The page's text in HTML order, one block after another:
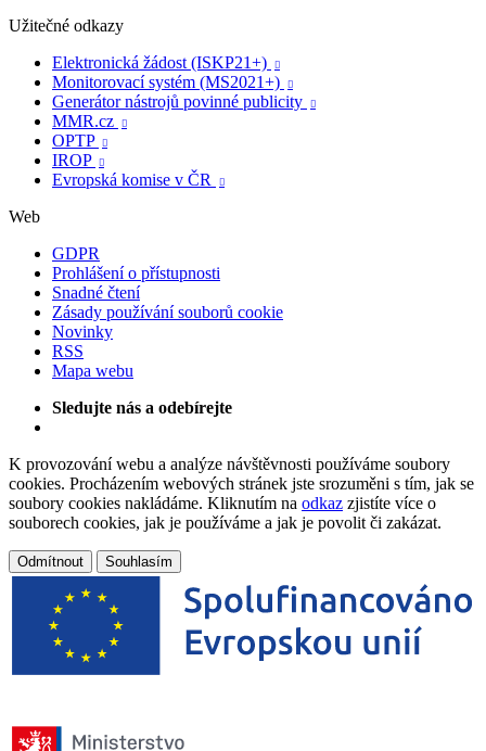
Užitečné odkazy
Elektronická žádost (ISKP21+)

Monitorovací systém (MS2021+) 
Generátor nástrojů povinné publicity 
MMR.cz 
OPTP 
IROP 
Evropská komise v ČR 
Web
GDPR
Prohlášení o přístupnosti
Snadné čtení
Zásady používání souborů cookie
Novinky
RSS
Mapa webu
Sledujte nás a odebírejte
K provozování webu a analýze návštěvnosti používáme soubory
cookies. Procházením webových stránek jste srozuměni s tím, jak se
soubory cookies nakládáme. Kliknutím na odkaz zjistíte více o
souborech cookies, jak je používáme a jak je povolit či zakázat.
Odmítnout Souhlasím